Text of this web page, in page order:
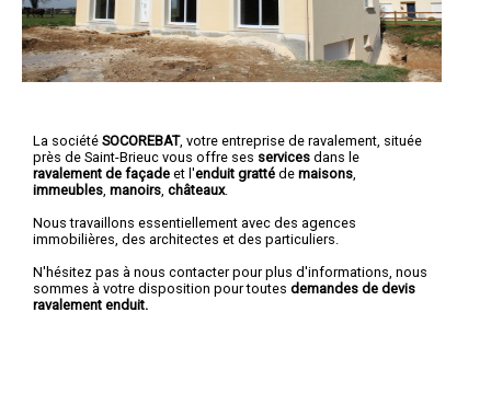
La société SOCOREBAT, votre entreprise de ravalement , située
près de Saint-Brieuc vous offre ses services dans le
ravalement de façade et l'enduit gratté de maisons
immeubles manoirs châteaux.
Nous travaillons essentiellement avec des agences
immobilières, des architectes et des particuliers.
N'hésitez pas à nous contacter pour plus d'informations, nous
sommes à votre disposition pour toutes demandes de devis
ravalement enduit.